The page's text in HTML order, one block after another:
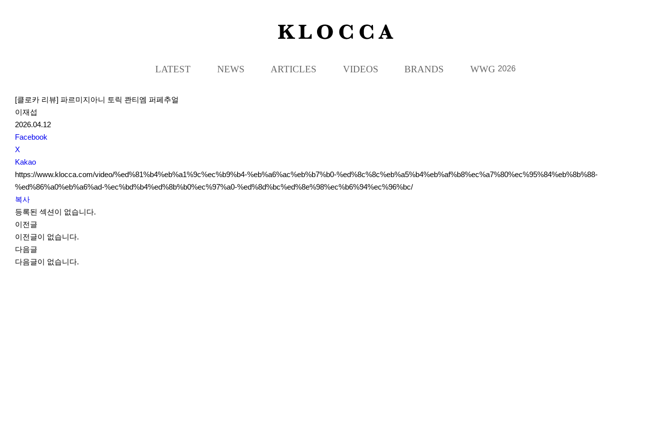
K
L
C
LATEST NEWS ARTICLES VIDEOS BRANDS WWG 2026
[클로카 리뷰] 파르미지아니 토릭 콴티엠 퍼페추얼
이재섭
2026.04.12
S
N
S
S
h
a
r
e
Facebook
X
Kakao
https://www.klocca.com/video/%ed%81%b4%eb%a1%9c%ec%b9%b4-%eb%a6%ac%eb%b7%b0-%ed%8c%8c%eb%a5%b4%eb%af%b8%ec%a7%80%ec%95%84%eb%8b%88-
%ed%86%a0%eb%a6%ad-%ec%bd%b4%ed%8b%b0%ec%97%a0-%ed%8d%bc%ed%8e%98%ec%b6%94%ec%96%bc/
복사
등록된 섹션이 없습니다.
이전글
이전글이 없습니다.
다음글
다음글이 없습니다.